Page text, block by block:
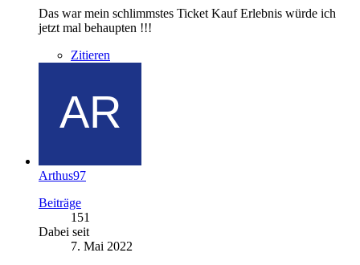
Das war mein schlimmstes Ticket Kauf Erlebnis würde ich
jetzt mal behaupten !!!
Zitieren
Arthus97
Beiträge
151
Dabei seit
7. Mai 2022